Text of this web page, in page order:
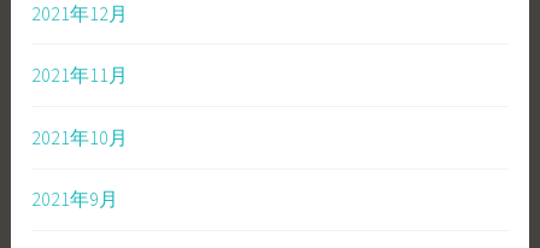
2021年12月
2021年11月
2021年10月
2021年9月